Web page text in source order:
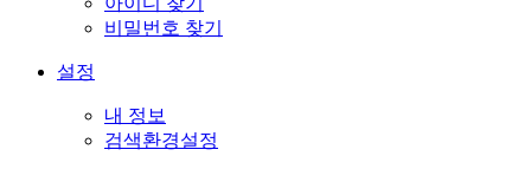
비밀번호 찾기
설정
내 정보
검색환경설정